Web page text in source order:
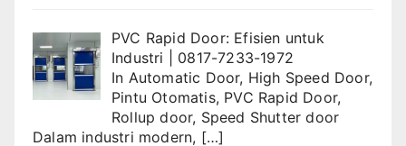
PVC Rapid Door: Efisien untuk
Industri | 0817-7233-1972
In Automatic Door, High Speed Door,
Pintu Otomatis, PVC Rapid Door,
Rollup door, Speed Shutter door
Dalam industri modern, […]